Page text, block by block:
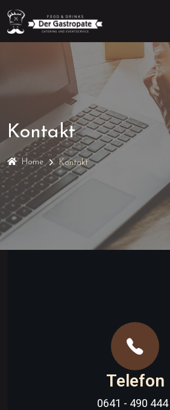
Kontakt
Home Kontakt
Telefon
0641 - 490 444